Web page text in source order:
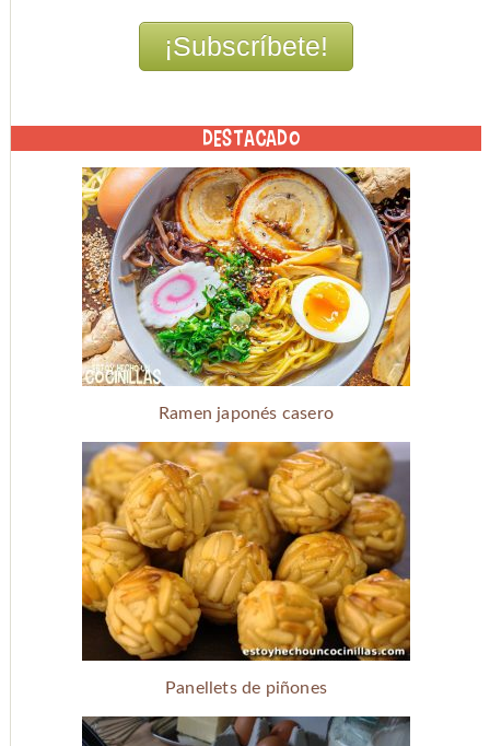
DESTACADO
Ramen japonés casero
Panellets de piñones